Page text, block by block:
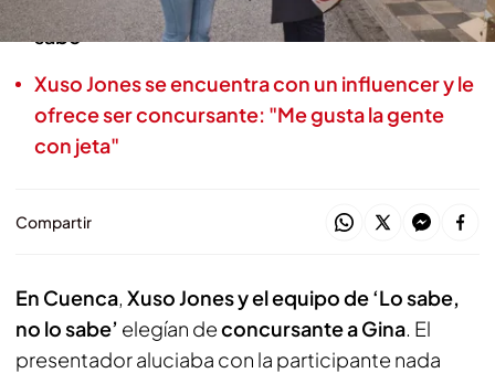
sabe”
Xuso Jones se encuentra con un influencer y le
ofrece ser concursante: "Me gusta la gente
con jeta"
Compartir
En Cuenca, Xuso Jones y el equipo de ‘Lo sabe,
no lo sabe’ elegían deconcursante a Gina. El
presentador aluciaba con la participante nada